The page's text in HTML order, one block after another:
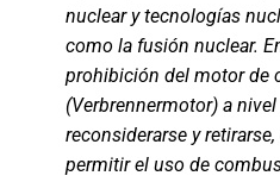
nuclear y tecnologías
como la fusión nuclear.
prohibición del motor de
(Verbrennermotor) a
reconsiderarse y
permitir el uso de